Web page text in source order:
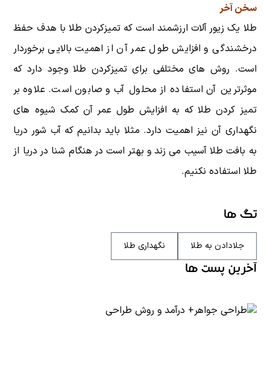
سخن آخر
طلا یک زیور آلات ارزشمند است که تمیزکردن طلا با هدف حفظ
درخشندگی و افزایش طول عمر آن از اهمیت بالایی برخوردار
است. روش های مختلفی برای تمیزکردن طلا وجود دارد که
موثرترین آن استفاده از محلول آب و صابون است. علاوه بر
تمیز کردن طلا که به افزایش طول عمر آن کمک شیوه های
نگهداری آن نیز اهمیت دارد. مثلا باید بدانیم که آب شور دریا
به بافت طلا آسیب می زند و بهتر است در هنگام شنا در دریا از
طلا استفاده نکنیم.
تگ ها
جلادادن به طلا نگهداری طلا
آخرین پست ها